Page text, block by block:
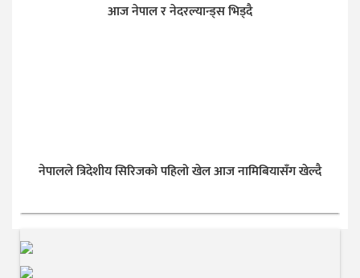
आज नेपाल र नेदरल्यान्ड्स भिड्दै
नेपालले त्रिदेशीय सिरिजको पहिलो खेल आज नामिबियासँग खेल्दै